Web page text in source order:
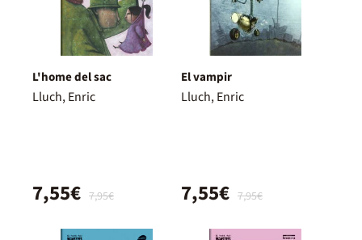
L'home del sac
Lluch, Enric
7,95€
7,55€
El vampir
Lluch, Enric
7,95€
7,55€